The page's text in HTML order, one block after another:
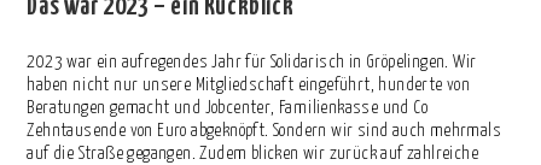
Das war 2023 – ein Rückblick
2023 war ein aufregendes Jahr für Solidarisch in Gröpelingen. Wir
haben nicht nur unsere Mitgliedschaft eingeführt, hunderte von
Beratungen gemacht und Jobcenter, Familienkasse und Co
Zehntausende von Euro abgeknöpft. Sondern wir sind auch mehrmals
auf die Straße gegangen. Zudem blicken wir zurück auf zahlreiche